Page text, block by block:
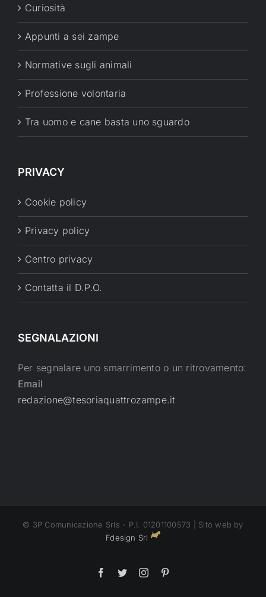
Curiosità
Appunti a sei zampe
Normative sugli animali
Professione volontaria
Tra uomo e cane basta uno sguardo
PRIVACY
Cookie policy
Privacy policy
Centro privacy
Contatta il D.P.O.
SEGNALAZIONI
Per segnalare uno smarrimento o un ritrovamento:
Email
redazione@tesoriaquattrozampe.it
© 3P Comunicazione Srls - P.I. 01201100573 | Sito web by
Fdesign Srl
Facebook
TwitterInstagram